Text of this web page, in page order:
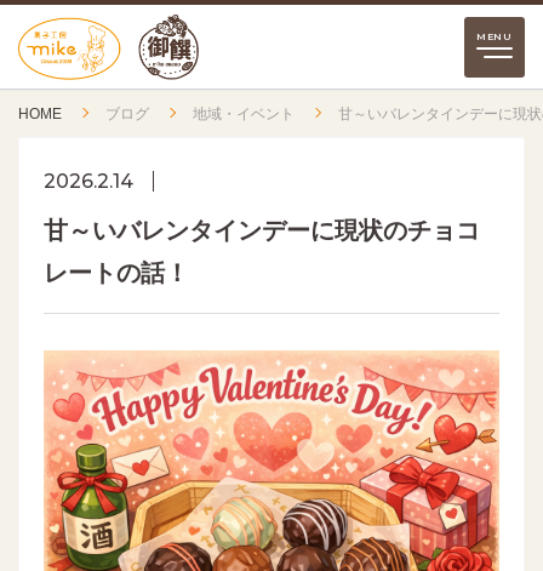
HOME ブログ 地域・イベント 甘～いバレンタインデーに現
2026.2.14
甘～いバレンタインデーに現状のチョコ
レートの話！